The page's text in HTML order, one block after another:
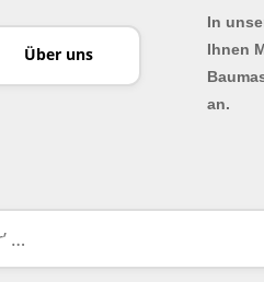
Über uns
In
Ihnen
an.